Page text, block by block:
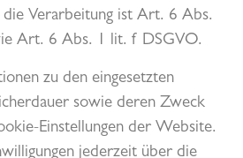
die Verarbeitung ist Art. 6 Abs.
Art. 6 Abs. 1 lit. f DSGVO.
zu den eingesetzten
sowie deren Zweck
Einstellungen der Website.
jederzeit über die